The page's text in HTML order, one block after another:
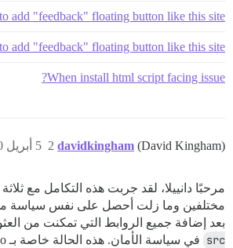
add "feedback" floating button like this site
add "feedback" floating button like this site
When install html script facing issue?
davidkingham (David Kingham) 5 أبريل 2020، 1:31ص 2
مرحبًا دانييلا، لقد جربت هذه التكامل مع
بعد إضافة جميع الروابط التي تمكنت من
src